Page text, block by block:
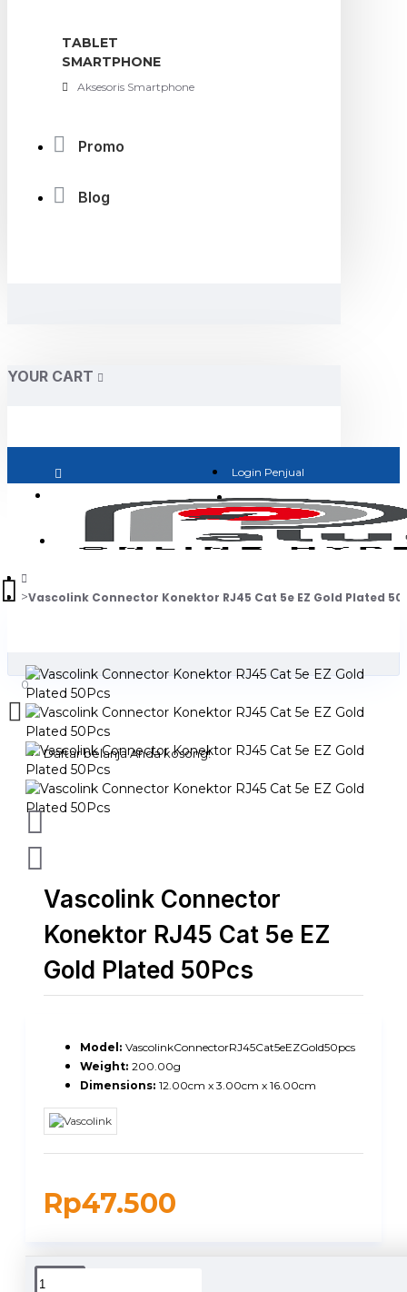
TABLET
SMARTPHONE
Aksesoris Smartphone
Promo
Blog
YOUR CART
Login Penjual
Jadi Penjual
0
Daftar belanja Anda kosong!
Vascolink Connector Konektor RJ45 Cat 5e EZ Gold Plated
Vascolink Connector
Konektor RJ45 Cat 5e EZ
Gold Plated 50Pcs
Rp47.500
Model: VascolinkConnectorRJ45Cat5eEZGold50pcs
Weight: 200.00g
Dimensions: 12.00cm x 3.00cm x 16.00cm
DUKUNGAN PENGIRIMAN